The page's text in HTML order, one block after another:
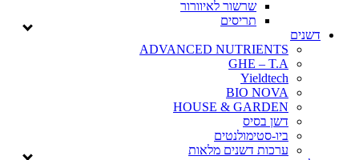
שרשור לאיוורור
תריסים
דשנים
ADVANCED NUTRIENTS
GHE – T.A
Yieldtech
BIO NOVA
HOUSE & GARDEN
דשן בסיס
ביו-סטימולנטים
ערכות דשנים מלאות